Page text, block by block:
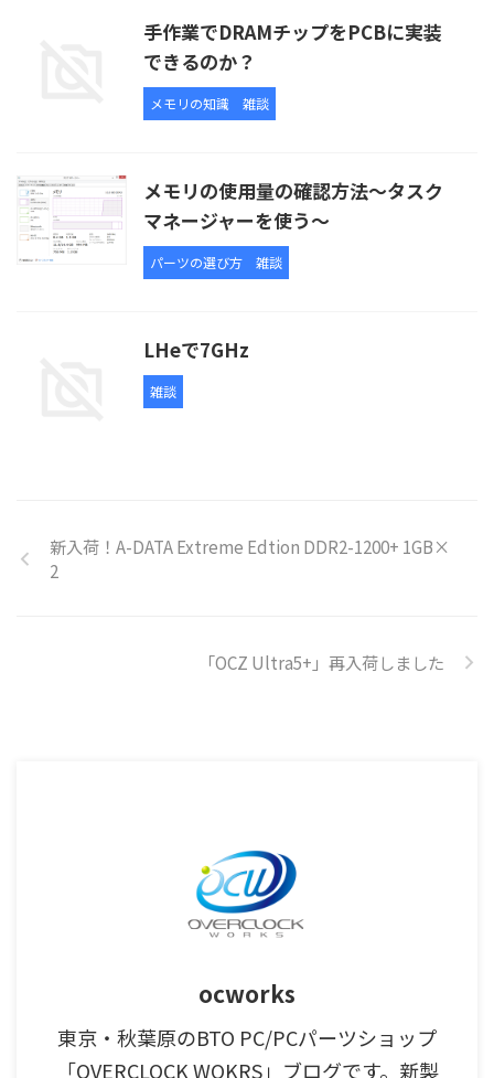
手作業でDRAMチップをPCBに実装
できるのか？
メモリの知識 雑談
メモリの使用量の確認方法～タスク
マネージャーを使う～
パーツの選び方 雑談
LHeで7GHz
雑談
新入荷！A-DATA Extreme Edtion DDR2-1200+ 1GB×
2
「OCZ Ultra5+」再入荷しました
ocworks
東京・秋葉原のBTO PC/PCパーツショップ
「OVERCLOCK WOKRS」ブログです。新製